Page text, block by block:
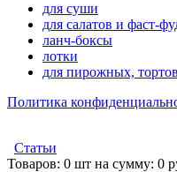
для суши
для салатов и фаст-
ланч-боксы
лотки
для пирожных,
Политика
Статьи
Товаров: 0 шт на сумму: 0